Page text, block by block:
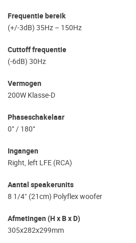
Frequentie bereik
(+/-3dB) 35Hz – 150Hz
Cuttoff frequentie
(-6dB) 30Hz
Vermogen
200W Klasse-D
Phaseschakelaar
0° / 180°
Ingangen
Right, left LFE (RCA)
Aantal speakerunits
8 1/4" (21cm) Polyflex woofer
Afmetingen (H x B x D)
305x282x299mm